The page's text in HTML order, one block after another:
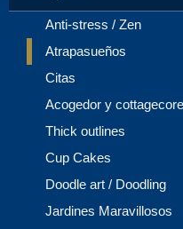
Anti-stress / Zen
Atrapasueños
Citas
Acogedor y cottagecore
Thick outlines
Cup Cakes
Doodle art / Doodling
Jardines Maravillosos